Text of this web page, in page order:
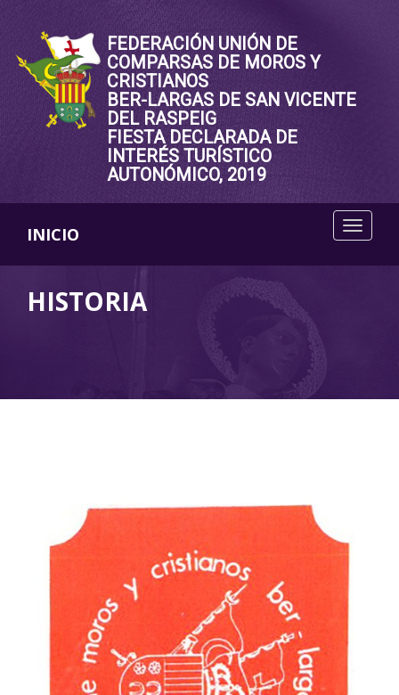
FEDERACIÓN UNIÓN DE
COMPARSAS DE MOROS Y
CRISTIANOS
BER-LARGAS DE SAN VICENTE
DEL RASPEIG
FIESTA DECLARADA DE
INTERÉS TURÍSTICO
AUTONÓMICO, 2019
INICIO
HISTORIA